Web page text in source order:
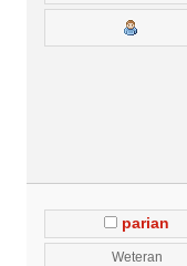
parian
Weteran